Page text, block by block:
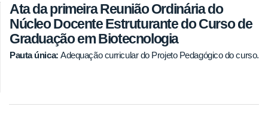
Ata da primeira Reunião Ordinária do
Núcleo Docente Estruturante do Curso de
Graduação em Biotecnologia
Pauta única:Adequação curricular do Projeto Pedagógico do curso.